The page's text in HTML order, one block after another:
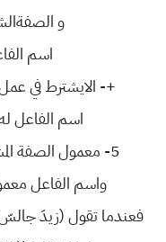
و
اسم
+- الايشترط في
اسم الفاعل
5- معمول الصفة المشبهة فاعل او مضاف اليه اوتمييز
واسم الفاعل
فعندما تقول (زيدَ